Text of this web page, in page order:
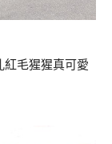
紅毛猩猩真可愛